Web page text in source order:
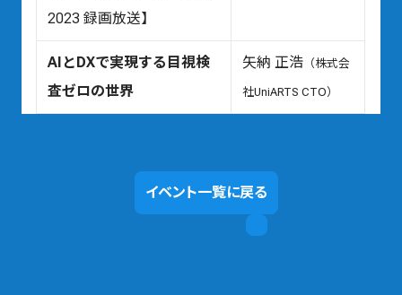
2023 録画放送】
AIとDXで実現する目視検
査ゼロの世界
矢納 正浩 （株式会
社UniARTS CTO）
イベント一覧に戻る